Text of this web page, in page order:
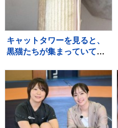
キャットタワーを見ると、
黒猫たちが集まっていて…
『素敵すぎる瞬間』に２万
いいね「圧巻」「かわいす
ぎる影分身」